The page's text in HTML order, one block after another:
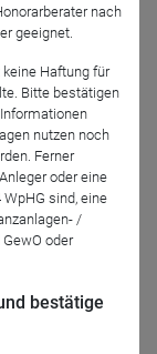
nach
geeignet.
keine Haftung für
Bitte bestätigen
nutzen noch
Ferner
oder eine
sind, eine
/
oder
bestätige